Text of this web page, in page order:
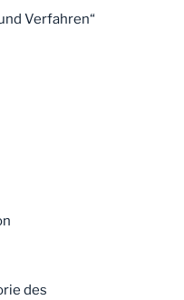
Verfahren“
des